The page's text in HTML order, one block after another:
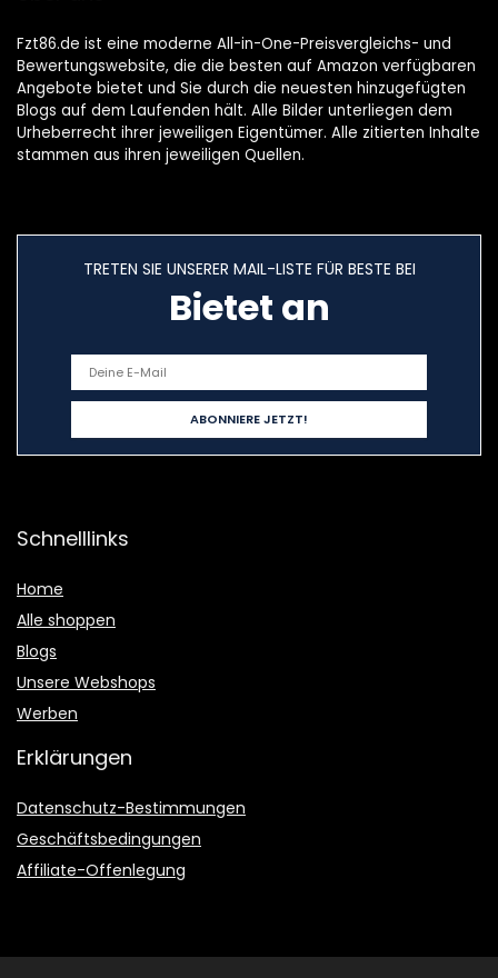
Fzt86.de ist eine moderne All-in-One-Preisvergleichs- und
Bewertungswebsite, die die besten auf Amazon verfügbaren
Angebote bietet und Sie durch die neuesten hinzugefügten
Blogs auf dem Laufenden hält. Alle Bilder unterliegen dem
Urheberrecht ihrer jeweiligen Eigentümer. Alle zitierten Inhalte
stammen aus ihren jeweiligen Quellen.
TRETEN SIE UNSERER MAIL-LISTE FÜR BESTE BEI
Bietet an
Schnelllinks
Home
Alle shoppen
Blogs
Unsere Webshops
Werben
Erklärungen
Datenschutz-Bestimmungen
Geschäftsbedingungen
Affiliate-Offenlegung